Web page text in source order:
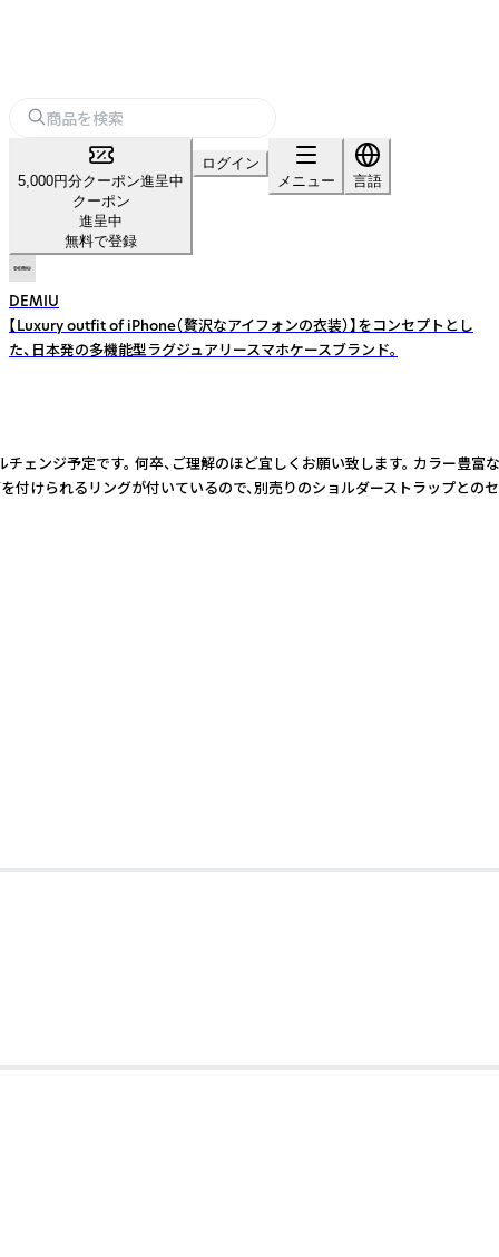
5,000円分クーポン進呈中
クーポン
進呈中
無料で登録
ログイン
メニュー
言語
DEMIU
【Luxury outfit of iPhone（贅沢なアイフォンの衣装）】をコンセプトとし
た、日本発の多機能型ラグジュアリースマホケースブランド。
ジ予定です。 何卒、ご理解のほど宜しくお願い致します。 カラ
れるリングが付いているので、別売りのショルダーストラップ